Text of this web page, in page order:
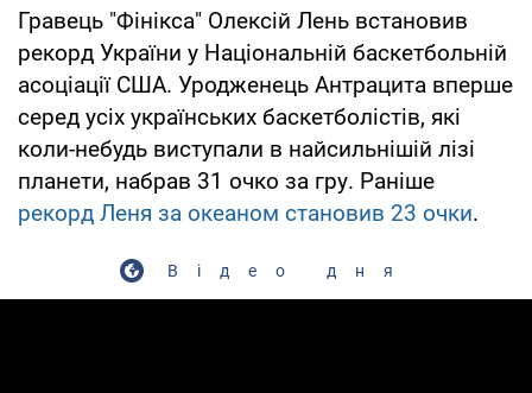
Гравець "Фінікса" Олексій Лень встановив
рекорд України у Національній баскетбольній
асоціації США. Уродженець Антрацита вперше
серед усіх українських баскетболістів, які
коли-небудь виступали в найсильнішій лізі
планети, набрав 31 очко за гру. Раніше
рекорд Леня за океаном становив 23 очки.
Відео дня